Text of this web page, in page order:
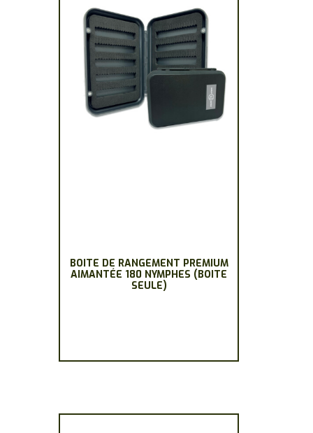
BOITE DE RANGEMENT PREMIUM
AIMANTÉE 180 NYMPHES (BOITE
SEULE)